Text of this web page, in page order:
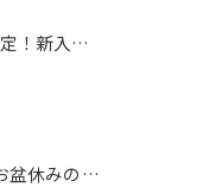
8月9月10月限定！新入会応援キャンペーン！
2026年8月、お盆休みのお知らせ